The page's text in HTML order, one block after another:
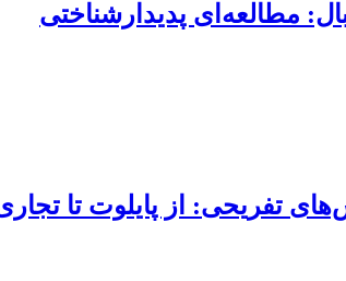
مطالعه‌ای پدیدارشناختی
تفریحی: از پایلوت تا